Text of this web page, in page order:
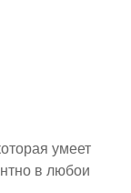
умеет
в любои